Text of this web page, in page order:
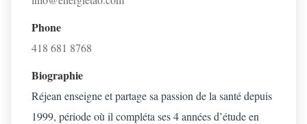
Phone
418 681 8768
Biographie
Réjean enseigne et partage sa passion de la santé depuis
1999, période où il compléta ses 4 années d’étude en